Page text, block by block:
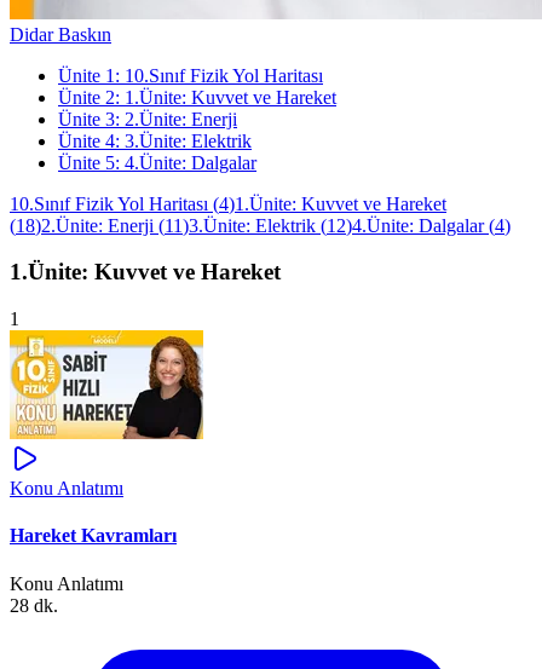
Didar Baskın
Ünite 1 : 10.Sınıf Fizik Yol Haritası
Ünite 2: 1.Ünite: Kuvvet ve Hareket
Ünite 3: 2.Ünite: Enerji
Ünite 4: 3.Ünite: Elektrik
Ünite 5: 4.Ünite: Dalgalar
10.Sınıf Fizik Yol Haritası (4)1.Ünite: Kuvvet ve Hareket
(18)2.Ünite: Enerji (11)3.Ünite: Elektrik (12)4.Ünite: Dalgalar(4)
1.Ünite: Kuvvet ve Hareket
1
Konu Anlatımı
Hareket Kavramları
Konu Anlatımı
28 dk.